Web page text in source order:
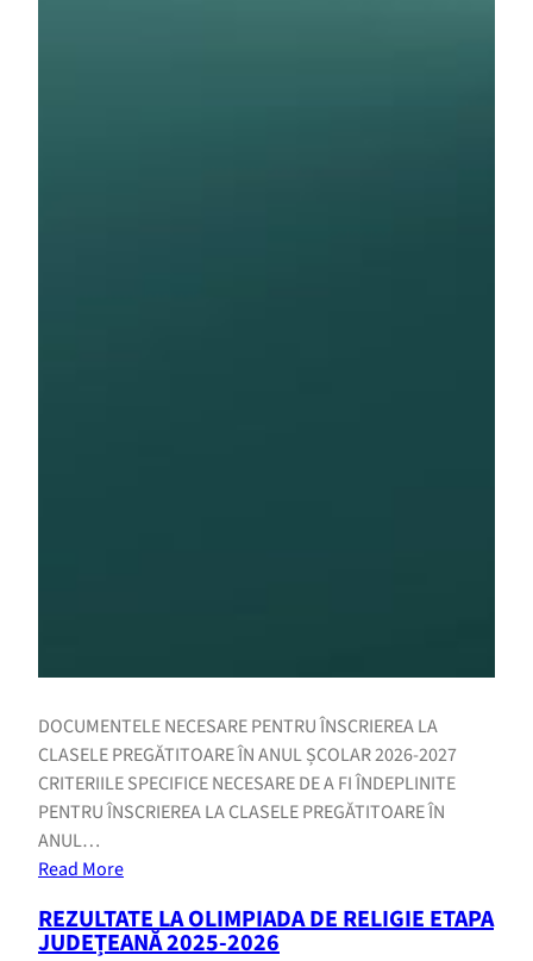
DOCUMENTELE NECESARE PENTRU ÎNSCRIEREA LA
CLASELE PREGĂTITOARE ÎN ANUL ȘCOLAR 2026-2027
CRITERIILE SPECIFICE NECESARE DE A FI ÎNDEPLINITE
PENTRU ÎNSCRIEREA LA CLASELE PREGĂTITOARE ÎN
ANUL…
Read More
REZULTATE LA OLIMPIADA DE RELIGIE ETAPA
JUDEȚEANĂ 2025-2026